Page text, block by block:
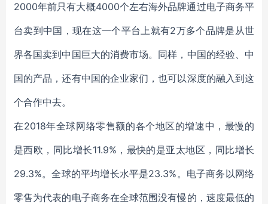
2000年前只有大概4000个左右海外品牌通过电子商务平
台卖到中国，现在这一个平台上就有2万多个品牌是从世
界各国卖到中国巨大的消费市场。同样，中国的经验、中
国的产品，还有中国的企业家们，也可以深度的融入到这
个合作中去。
在2018年全球网络零售额的各个地区的增速中，最慢的
是西欧，同比增长11.9%，最快的是亚太地区，同比增长
29.3%。全球的平均增长水平是23.3%。电子商务以网络
零售为代表的电子商务在全球范围没有慢的，速度最低的